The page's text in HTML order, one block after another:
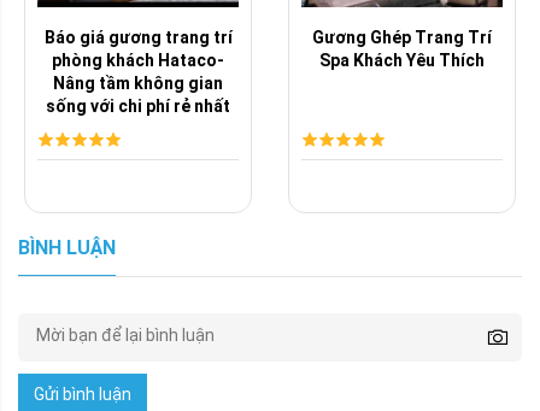
Báo giá gương trang trí
phòng khách Hataco-
Nâng tầm không gian
sống với chi phí rẻ nhất
Gương Ghép Trang Trí
Spa Khách Yêu Thích
BÌNH LUẬN
Gửi bình luận